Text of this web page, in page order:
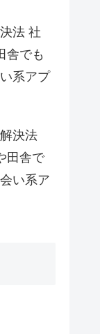
法 社
舎でも
系アプ
決法
田舎で
い系ア